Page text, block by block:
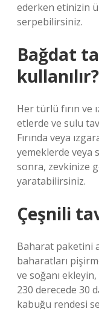
ederken etinizin
serpebilirsiniz.
Bağdat
kullanılır?
Her türlü fırın ve
etlerde ve sulu
Fırında veya
yemeklerde veya
sonra, zevkinize
yaratabilirsiniz.
Çeşnili
Baharat paketini
baharatları
ve soğanı ekleyin,
230 derecede 30
kabuğu rendesi